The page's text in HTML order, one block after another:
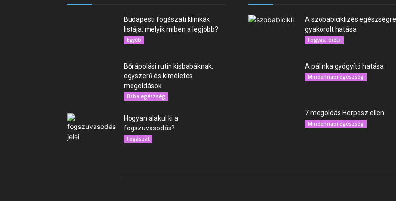
Budapesti fogászati klinikák
listája: melyik miben a legjobb?
Egyéb
Bőrápolási rutin kisbabáknak:
egyszerű és kíméletes
megoldások
Baba egészség
Hogyan alakul ki a
fogszuvasodás?
Fogászat
A szobabiciklizés egészségre
gyakorolt hatása
Fogyás, diéta
A pálinka gyógyító hatása
Mindennapi egészség
7 megoldás Herpesz ellen
Mindennapi egészség